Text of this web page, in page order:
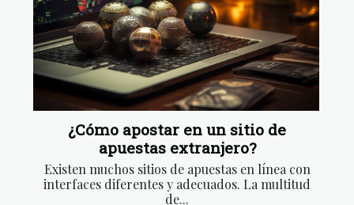
¿Cómo apostar en un sitio de
apuestas extranjero?
Existen muchos sitios de apuestas en línea con
interfaces diferentes y adecuados. La multitud
de...